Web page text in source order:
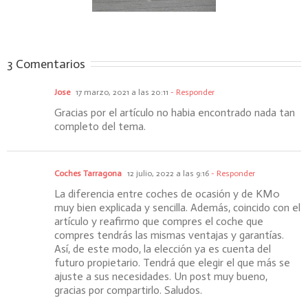
3 Comentarios
Jose 17 marzo, 2021 a las 20:11 - Responder
Gracias por el artículo no habia encontrado nada tan
completo del tema.
Coches Tarragona 12 julio, 2022 a las 9:16 - Responder
La diferencia entre coches de ocasión y de KM0
muy bien explicada y sencilla. Además, coincido con el
artículo y reafirmo que compres el coche que
compres tendrás las mismas ventajas y garantías.
Así, de este modo, la elección ya es cuenta del
futuro propietario. Tendrá que elegir el que más se
ajuste a sus necesidades. Un post muy bueno,
gracias por compartirlo. Saludos.